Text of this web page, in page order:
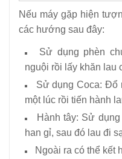
Nếu máy gặp hiện
các hướng sau đây:
Sử dụng phèn
nguội rồi lấy khăn lau
Sử dụng Coca: Đổ
một lúc rồi tiến hành
Hành tây: Sử
han gỉ, sau đó lau đi
Ngoài ra có thể kết